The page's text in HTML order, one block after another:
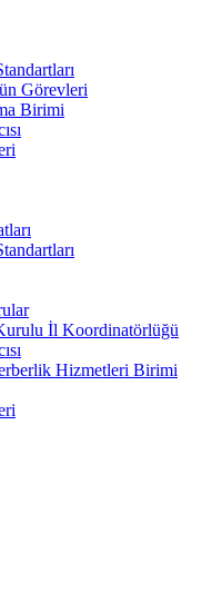
Görevleri
Birimi
İl Koordinatörlüğü
Hizmetleri Birimi